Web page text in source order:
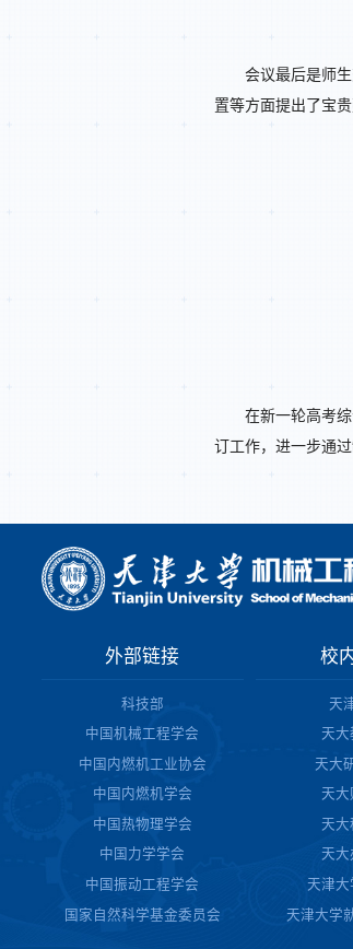
会议最后是师
置等方面提出了宝贵
在新一轮高考
订工作，进一步通
外部链接
科技部
中国机械工程学会
中国内燃机工业协会
中国内燃机学会
中国热物理学会
中国力学学会
中国振动工程学会
国家自然科学基金委员会
校
天
天大
天大
天大
天大
天大
天津大
天津大学